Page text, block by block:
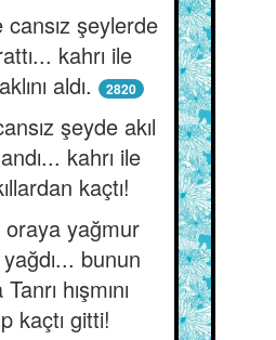
cansız şeylerde
kahrı ile
aldı.
2820
şeyde akıl
kahrı ile
kaçtı!
oraya yağmur
bunun
hışmını
kaçtı gitti!